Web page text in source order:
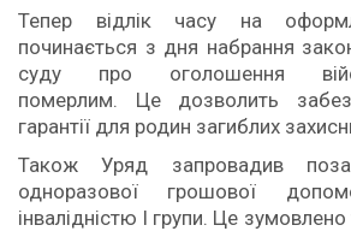
Тепер відлік часу на
починається з дня набрання
суду про оголошення
померлим. Це дозволить
гарантії для родин загиблих
Також Уряд запровадив
одноразової грошової
інвалідністю І групи. Це